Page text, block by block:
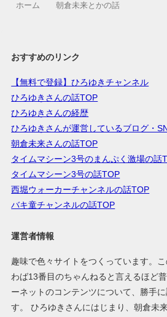
ホーム 朝倉未来とかの話
おすすめのリンク
【無料で登録】ひろゆきチャンネル
ひろゆきさんの話TOP
ひろゆきさんの経歴
ひろゆきさんが運営しているブログ・
朝倉未来さんの話TOP
タイムマシーン3号のまんぷく激場の話
タイムマシーン3号の話TOP
西堀ウォーカーチャンネルの話TOP
バキ童チャンネルの話TOP
運営者情報
趣味で色々サイトをつくっています。
わば13番目のちゃんねると言えるほど
ーネットのコンテンツについて、勝手
す。 ひろゆきさんにはじまり、朝倉未